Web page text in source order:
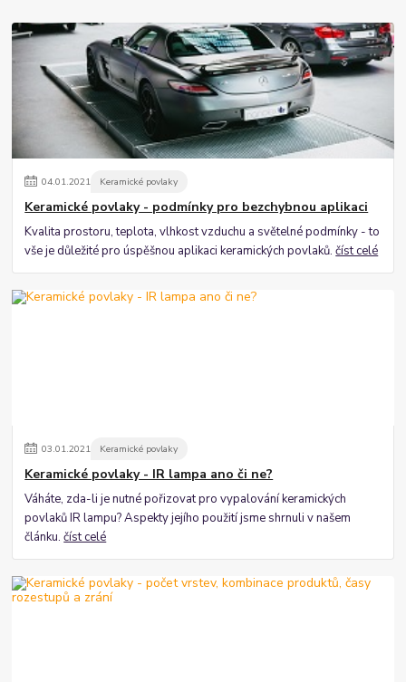
04.01.2021 Keramické povlaky
Keramické povlaky - podmínky pro bezchybnou aplikaci
Kvalita prostoru, teplota, vlhkost vzduchu a světelné podmínky - to
vše je důležité pro úspěšnou aplikaci keramických povlaků.číst celé
03.01.2021 Keramické povlaky
Keramické povlaky - IR lampa ano či ne?
Váháte, zda-li je nutné pořizovat pro vypalování keramických
povlaků IR lampu? Aspekty jejího použití jsme shrnuli v našem
článku.číst celé